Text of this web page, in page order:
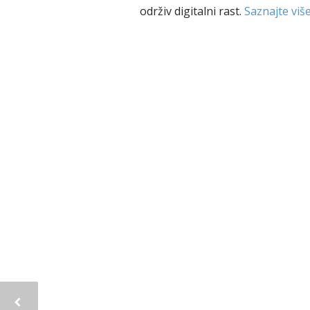
održiv digitalni rast. Saznajte